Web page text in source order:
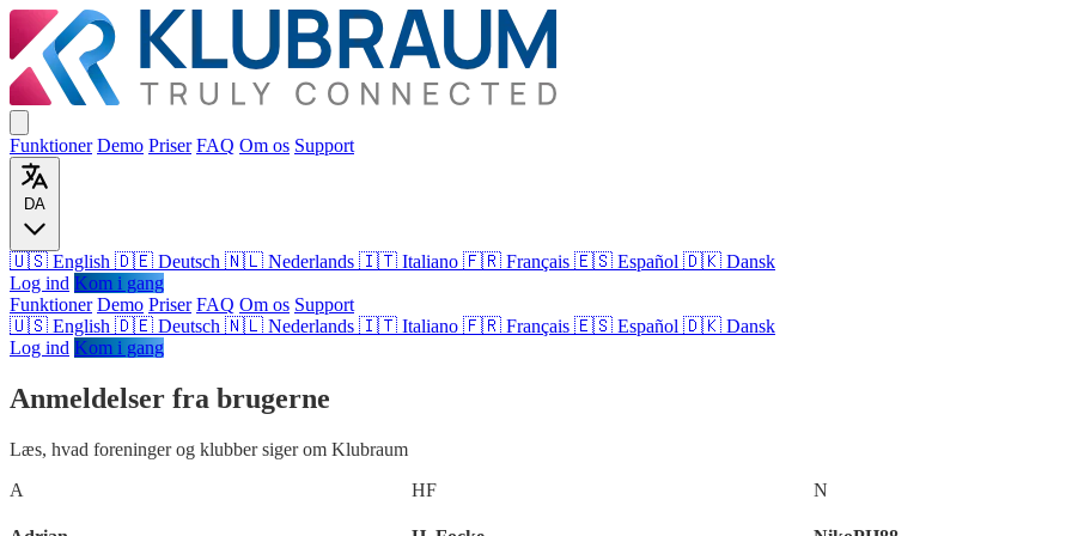
Funktioner Demo Priser FAQ Om os Support
DA
🇺🇸 English 🇩🇪 Deutsch 🇳🇱 Nederlands 🇮🇹 Italiano 🇫🇷 Français 🇪🇸 Español 🇩🇰 Dansk
Log ind Kom i gang
Funktioner Demo Priser FAQ Om os Support
🇺🇸 English 🇩🇪 Deutsch 🇳🇱 Nederlands 🇮🇹 Italiano 🇫🇷 Français 🇪🇸 Español 🇩🇰 Dansk
Log ind Kom i gang
Anmeldelser fra brugerne
Læs, hvad foreninger og klubber siger om Klubraum
A
HF N